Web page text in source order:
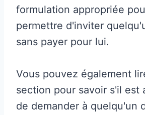
formulation appropriée
permettre d'inviter
sans payer pour lui.
Vous pouvez également
section pour savoir s'il est
de demander à quelqu'un